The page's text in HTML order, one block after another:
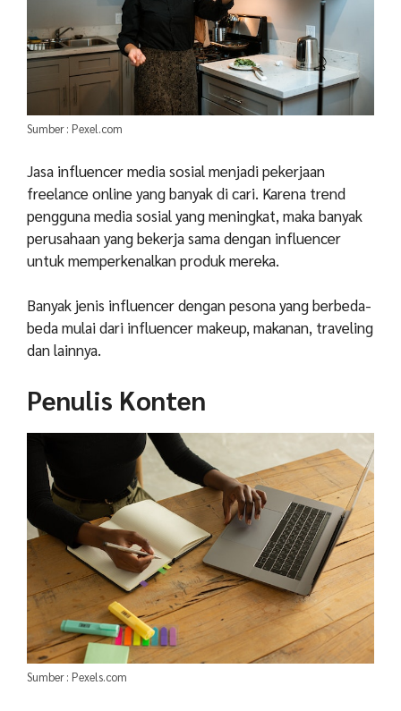
Sumber : Pexel.com
Jasa influencer media sosial menjadi pekerjaan
freelance online yang banyak di cari. Karena trend
pengguna media sosial yang meningkat, maka banyak
perusahaan yang bekerja sama dengan influencer
untuk memperkenalkan produk mereka.
Banyak jenis influencer dengan pesona yang berbeda-
beda mulai dari influencer makeup, makanan, traveling
dan lainnya.
Penulis Konten
Sumber : Pexels.com